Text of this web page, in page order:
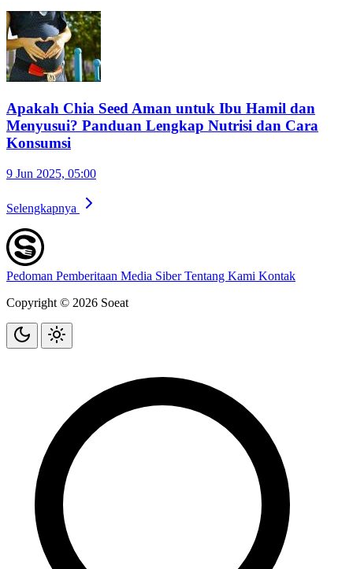
Apakah Chia Seed Aman untuk Ibu Hamil dan
Menyusui? Panduan Lengkap Nutrisi dan Cara
Konsumsi
9 Jun 2025, 05:00
Selengkapnya
Pedoman Pemberitaan Media SiberTentang Kami Kontak
Copyright © 2026 Soeat